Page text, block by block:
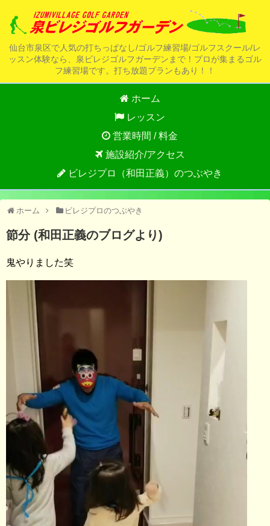
仙台市泉区で人気の打ちっぱなし/ゴルフ練習場/ゴルフスクール/レ
ッスン体験なら、泉ビレジゴルフガーデンまで！プロが集まるゴル
フ練習場です。打ち放題プランもあり！！
ホーム
レッスン
営業時間 / 料金
施設紹介/アクセス
ビレジプロ（和田正義）のつぶやき
ホーム ビレジプロのつぶやき
節分 (和田正義のブログより)
鬼やりました笑